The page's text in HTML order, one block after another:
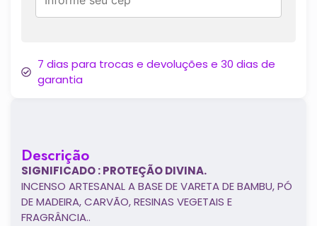
Descrição
SIGNIFICADO : PROTEÇÃO DIVINA.
INCENSO ARTESANAL A BASE DE VARETA DE BAMBU, PÓ
DE MADEIRA, CARVÃO, RESINAS VEGETAIS E
FRAGRÂNCIA..
7 dias para trocas e devoluções e 30 dias de
garantia